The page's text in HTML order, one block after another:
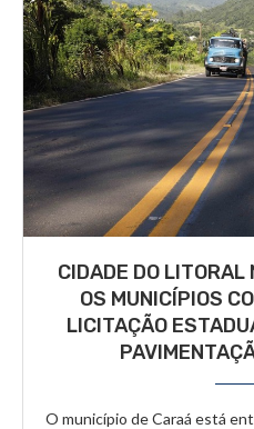
CIDADE DO LITORAL
OS MUNICÍPIOS
LICITAÇÃO
O município de Caraá está